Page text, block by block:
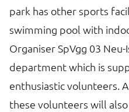
park has other sports
swimming pool with
Organiser SpVgg 03
department which is
enthusiastic volunteers.
these volunteers will